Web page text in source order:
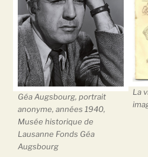
Géa Augsbourg, portrait
anonyme, années 1940,
Musée historique de
Lausanne Fonds Géa
Augsbourg
La